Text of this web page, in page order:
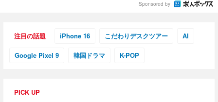
Sponsored by
注目の話題 iPhone 16 こだわりデスクツアー AI
Google Pixel 9 韓国ドラマ K-POP
PICK UP